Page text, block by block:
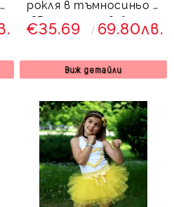
рокля в тъмносиньо с
3D пеперуди в бяло с
болеро в бяло
€35.69 69.80лв.
Виж детайли